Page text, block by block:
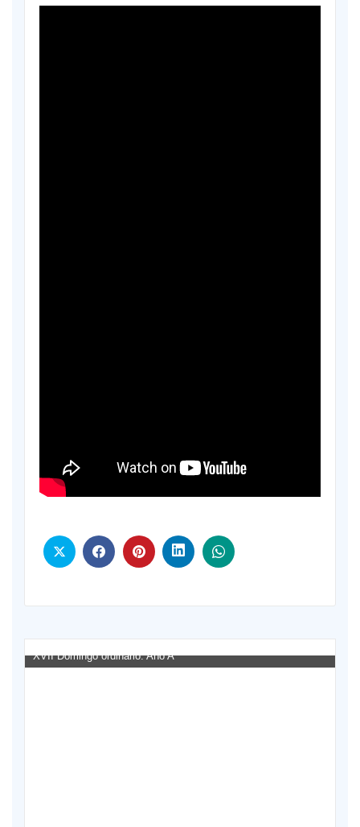
XVII Domingo ordinario. Año A